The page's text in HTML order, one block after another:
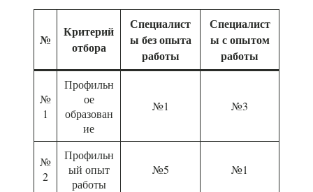
№
Критерий
отбора
Специалист
ы без опыта
работы
Специалист
ы с опытом
работы
№
1
Профильн
ое
образован
ие
№1 №3
№
2
Профильн
ый опыт
работы
№5 №1